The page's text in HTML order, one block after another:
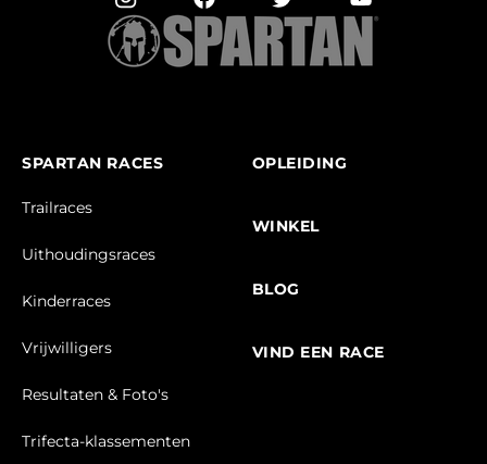
SPARTAN RACES
Trailraces
Uithoudingsraces
Kinderraces
Vrijwilligers
Resultaten & Foto's
Trifecta-klassementen
OPLEIDING
WINKEL
BLOG
VIND EEN RACE